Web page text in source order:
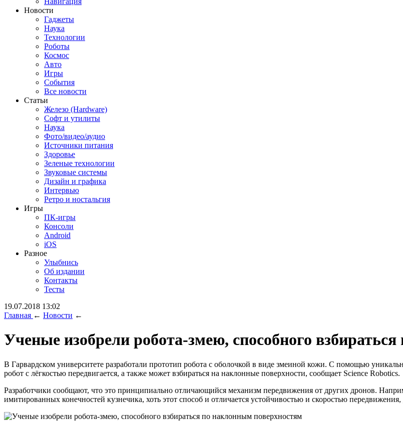
Новости
Гаджеты
Наука
Технологии
Роботы
Космос
Авто
Игры
События
Все новости
Статьи
Железо (Hardware)
Софт и утилиты
Наука
Фото/видео/аудио
Источники питания
Здоровье
Зеленые технологии
Звуковые системы
Дизайн и графика
Интервью
Ретро и ностальгия
Игры
ПК-игры
Консоли
Android
iOS
Разное
Улыбнись
Об издании
Контакты
Тесты
19.07.2018 13:02
Главная ← Новости ←
Ученые изобрели робота-змею, способного
В Гарвардском университете разработали прототип робота с оболочкой в виде змеиной кожи. С помощью
робот с лёгкостью передвигается, а также может взбираться на наклонные поверхности, сообщает Science Robotics.
Разработчики сообщают, что это принципиально отличающийся механизм передвижения от других дронов.
имитированных конечностей кузнечика, хоть этот способ и отличается устойчивостью и скоростью